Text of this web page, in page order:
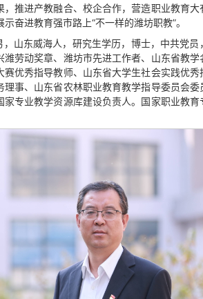
推进产教融合、校企合作，营造职业教育
奋进教育强市路上“不一样的潍坊职教”。
山东威海人，研究生学历，博士，中共党员
劳动奖章、潍坊市先进工作者、山东省教
优秀指导教师、山东省大学生社会实践优
事、山东省农林职业教育教学指导委员会
专业教学资源库建设负责人。国家职业教育